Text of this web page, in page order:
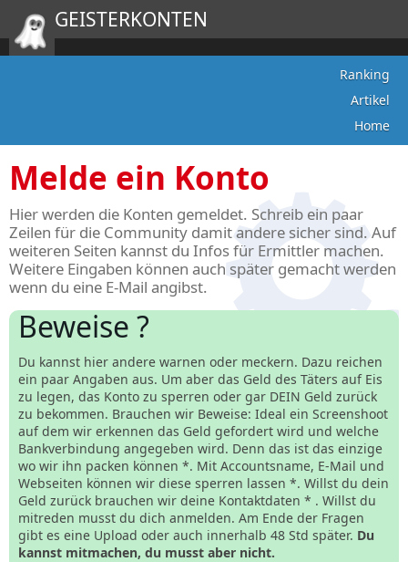
GEISTERKONTEN
Ranking
Artikel
Home
Melde ein Konto
Hier werden die Konten gemeldet. Schreib ein paar
Zeilen für die Community damit andere sicher sind. Auf
weiteren Seiten kannst du Infos für Ermittler machen.
Weitere Eingaben können auch später gemacht werden
wenn du eine E-Mail angibst.
Beweise ?
Du kannst hier andere warnen oder meckern. Dazu reichen
ein paar Angaben aus. Um aber das Geld des Täters auf Eis
zu legen, das Konto zu sperren oder gar DEIN Geld zurück
zu bekommen. Brauchen wir Beweise: Ideal ein Screenshoot
auf dem wir erkennen das Geld gefordert wird und welche
Bankverbindung angegeben wird. Denn das ist das einzige
wo wir ihn packen können *. Mit Accountsname, E-Mail und
Webseiten können wir diese sperren lassen *. Willst du dein
Geld zurück brauchen wir deine Kontaktdaten * . Willst du
mitreden musst du dich anmelden. Am Ende der Fragen
gibt es eine Upload oder auch innerhalb 48 Std später. Du
kannst mitmachen, du musst aber nicht.